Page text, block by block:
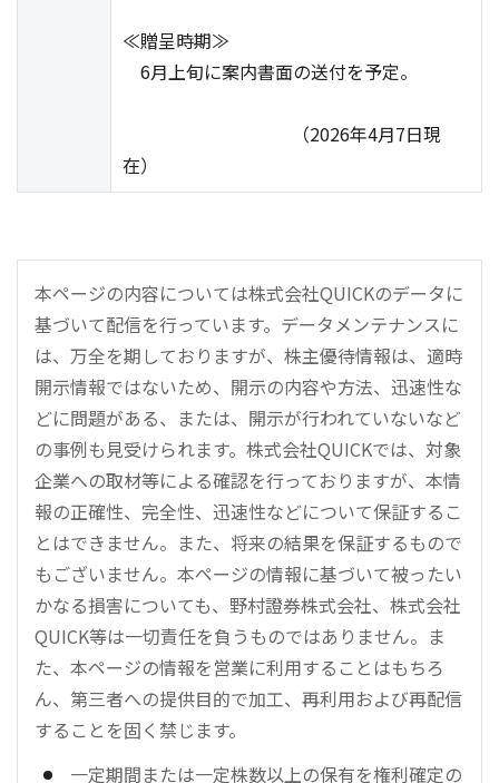
≪贈呈時期≫
6月上旬に案内書面の送付を予定。
（2026年4月7日現
在）
本ページの内容については株式会社QUICKのデータに
基づいて配信を行っています。データメンテナンスに
は、万全を期しておりますが、株主優待情報は、適時
開示情報ではないため、開示の内容や方法、迅速性な
どに問題がある、または、開示が行われていないなど
の事例も見受けられます。株式会社QUICKでは、対象
企業への取材等による確認を行っておりますが、本情
報の正確性、完全性、迅速性などについて保証するこ
とはできません。また、将来の結果を保証するもので
もございません。本ページの情報に基づいて被ったい
かなる損害についても、野村證券株式会社、株式会社
QUICK等は一切責任を負うものではありません。ま
た、本ページの情報を営業に利用することはもちろ
ん、第三者への提供目的で加工、再利用および再配信
することを固く禁じます。
一定期間または一定株数以上の保有を権利確定の